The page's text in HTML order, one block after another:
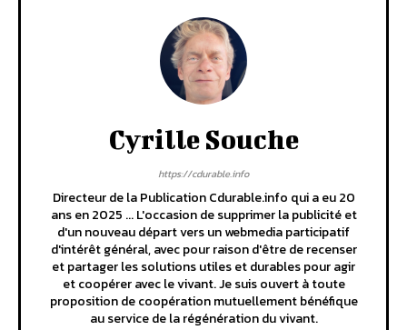
Cyrille Souche
https://cdurable.info
Directeur de la Publication Cdurable.info qui a eu 20
ans en 2025 ... L'occasion de supprimer la publicité et
d'un nouveau départ vers un webmedia participatif
d'intérêt général, avec pour raison d'être de recenser
et partager les solutions utiles et durables pour agir
et coopérer avec le vivant. Je suis ouvert à toute
proposition de coopération mutuellement bénéfique
au service de la régénération du vivant.